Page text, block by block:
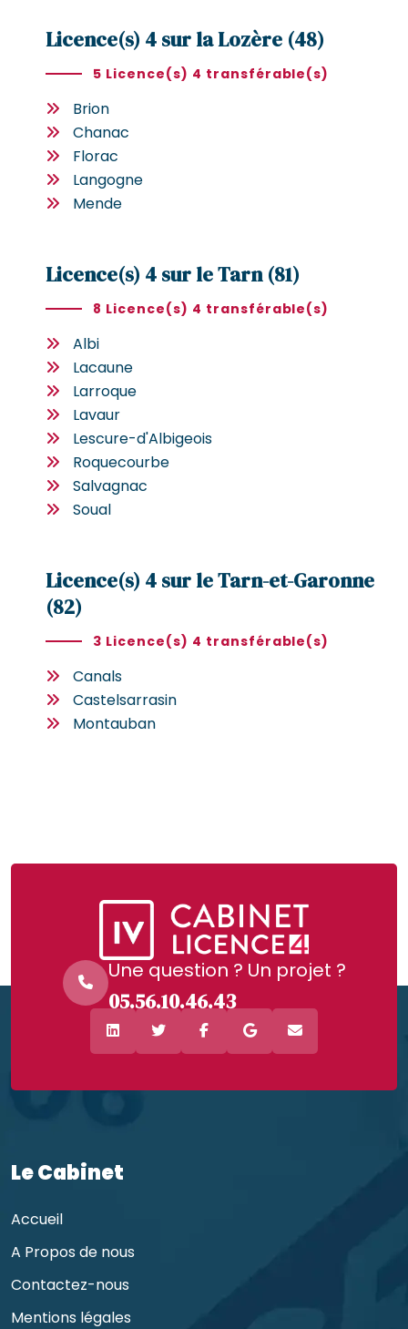
Licence(s) 4 sur la Lozère (48)
5 Licence(s) 4 transférable(s)
Brion
Chanac
Florac
Langogne
Mende
Licence(s) 4 sur le Tarn (81)
8 Licence(s) 4 transférable(s)
Albi
Lacaune
Larroque
Lavaur
Lescure-d'Albigeois
Roquecourbe
Salvagnac
Soual
Licence(s) 4 sur le Tarn-et-Garonne
(82)
3 Licence(s) 4 transférable(s)
Canals
Castelsarrasin
Montauban
Une question ? Un projet ?
05.56.10.46.43
Le Cabinet
Accueil
A Propos de nous
Contactez-nous
Mentions légales